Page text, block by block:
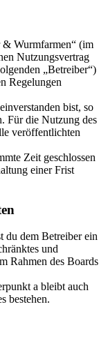
Wurmfarmen“ (im
Nutzungsvertrag
„Betreiber“)
Regelungen
bist, so
Für die Nutzung des
veröffentlichten
Zeit geschlossen
einer Frist
du dem Betreiber ein
und
Rahmen des Boards
a bleibt auch
bestehen.